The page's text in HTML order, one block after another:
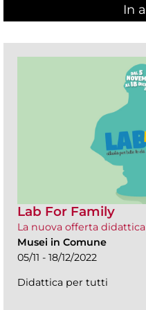
In
Lab For Family
La nuova offerta
Musei in Comune
05/11 - 18/12/2022
Didattica per tutti